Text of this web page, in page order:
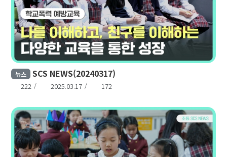
뉴스 SCS NEWS(20240317)
222 2025.03.17 172